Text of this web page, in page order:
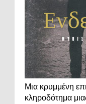
Μια κρυμμένη
κληροδότημα